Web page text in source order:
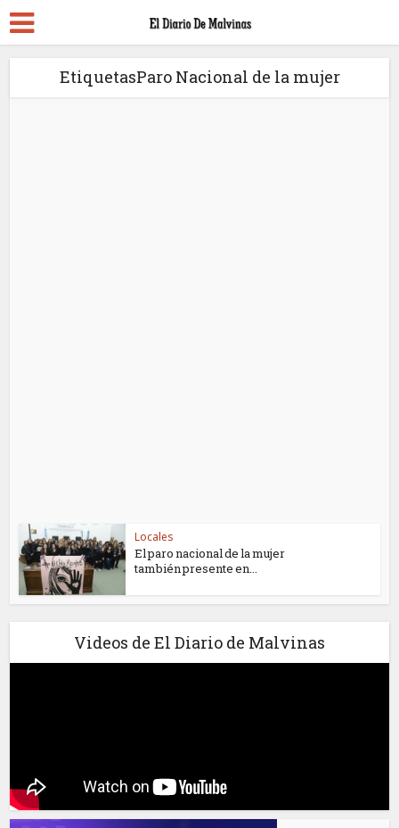
EtiquetasParo Nacional de la mujer
Locales
El paro nacional de la mujer
también presente en...
Videos de El Diario de Malvinas